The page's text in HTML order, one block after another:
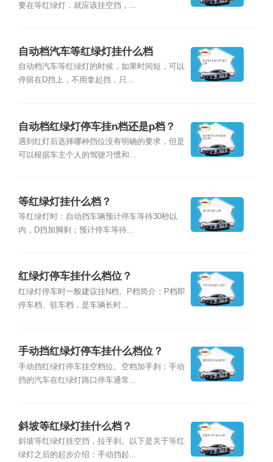
要在等红绿灯，就应该挂空挡，...
自动档汽车等红绿灯挂什么档
自动档汽车等红绿灯的时候，如果时间短，可以
停留在D挡上，不用拿起挡，只...
自动档红绿灯停车挂n档还是p档？
遇到红灯后选择哪种挡位没有明确的要求，但是
可以根据车主个人的驾驶习惯和...
等红绿灯挂什么档？
等红绿灯时：自动挡车辆预计停车等待30秒以
内，D挡加脚刹；预计停车等待...
红绿灯停车挂什么档位？
红绿灯停车时一般建议挂N档。P档简介：P档即
停车档、驻车档，是车辆长时...
手动挡红绿灯停车挂什么档位？
手动挡红绿灯停车挂空档位。空档加手刹：手动
挡的汽车在红绿灯路口停车通常...
斜坡等红绿灯挂什么档？
斜坡等红绿灯挂空挡，拉手刹。以下是关于等红
绿灯之后的起步介绍：手动挡起...